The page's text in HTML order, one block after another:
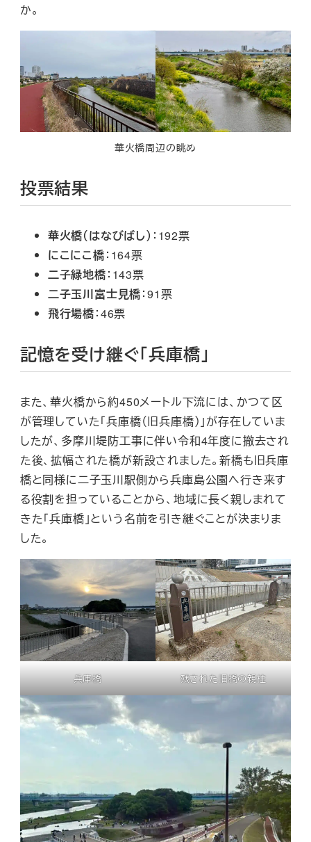
か。
華火橋周辺の眺め
投票結果
華火橋（はなびばし） ：192票
にこにこ橋：164票
二子緑地橋：143票
二子玉川富士見橋：91票
飛行場橋：46票
記憶を受け継ぐ「兵庫橋」
また、華火橋から約450メートル下流には、かつて区
が管理していた「兵庫橋（旧兵庫橋）」が存在していま
したが、多摩川堤防工事に伴い令和4年度に撤去され
た後、拡幅された橋が新設されました。新橋も旧兵庫
橋と同様に二子玉川駅側から兵庫島公園へ行き来す
る役割を担っていることから、地域に長く親しまれて
きた「兵庫橋」という名前を引き継ぐことが決まりま
した。
兵庫橋 残された旧橋の親柱